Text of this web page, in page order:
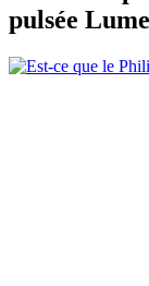
pulsée